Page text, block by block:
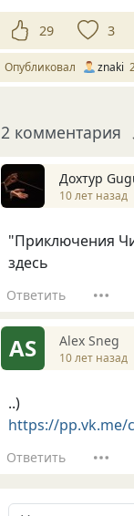
29 3
Опубликовал znaki
2 комментария
Дохтур
10 лет назад
"Приключения
здесь
Ответить
AS Alex Sneg
10 лет назад
..)
https://pp.vk.me/
Ответить